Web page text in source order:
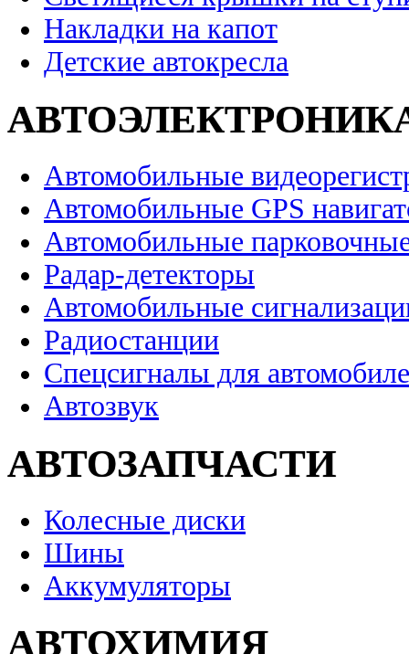
Накладки на капот
Детские автокресла
Автомобильные
Автомобильные GPS
Автомобильные
Радар-детекторы
Автомобильные
Радиостанции
Спецсигналы для
Автозвук
АВТОЗАПЧАСТИ
Колесные диски
Шины
Аккумуляторы
АВТОХИМИЯ